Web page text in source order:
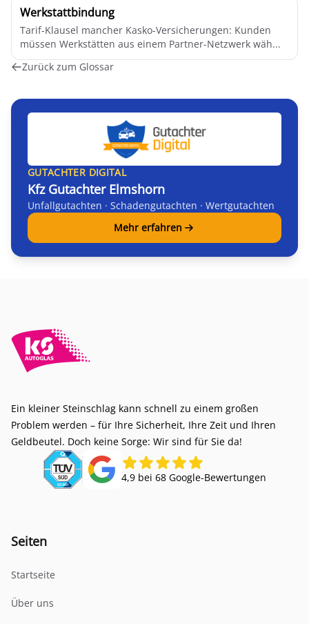
Werkstattbindung
Tarif-Klausel mancher Kasko-Versicherungen: Kunden
müssen Werkstätten aus einem Partner-Netzwerk wäh...
Zurück zum Glossar
GUTACHTER DIGITAL
Kfz Gutachter Elmshorn
Unfallgutachten · Schadengutachten · Wertgutachten
Mehr erfahren
Ein kleiner Steinschlag kann schnell zu einem großen
Problem werden – für Ihre Sicherheit, Ihre Zeit und Ihren
Geldbeutel. Doch keine Sorge: Wir sind für Sie da!
4,9 bei 68 Google-Bewertungen
Seiten
Startseite
Über uns